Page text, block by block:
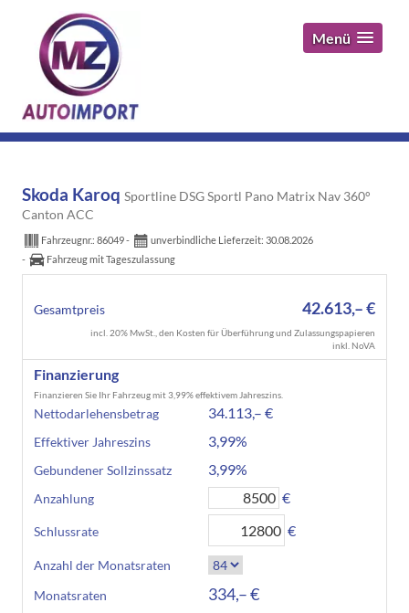
Menü
Skoda Karoq Sportline DSG Sportl Pano Matrix Nav 360°
Canton ACC
Fahrzeugnr.: 86049 unverbindliche Lieferzeit: 30.08.2026
Fahrzeug mit Tageszulassung
Gesamtpreis 42.613,– €
incl. 20% MwSt., den Kosten für Überführung und Zulassungspapieren
inkl. NoVA
Finanzierung
Finanzieren Sie Ihr Fahrzeug mit 3,99% effektivem Jahreszins.
Nettodarlehensbetrag 34.113,– €
Effektiver Jahreszins 3,99%
Gebundener Sollzinssatz 3,99%
Anzahlung €
Schlussrate €
Anzahl der Monatsraten
Monatsraten
334,– €